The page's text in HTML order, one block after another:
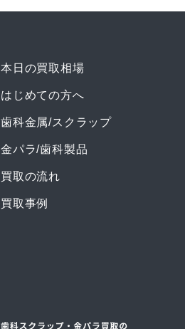
本日の買取相場
はじめての方へ
歯科金属/スクラップ
金パラ/歯科製品
買取の流れ
買取事例